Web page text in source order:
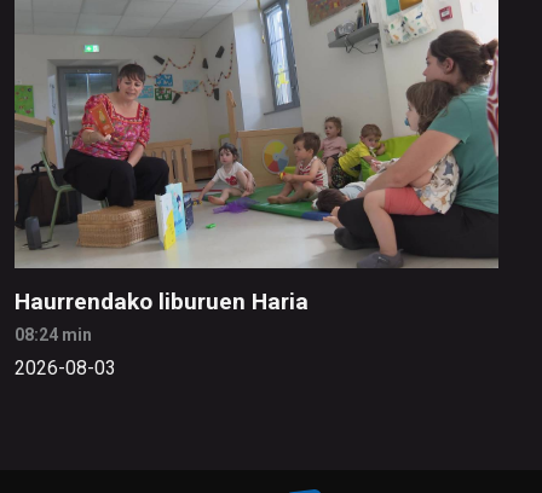
Haurrendako liburuen Haria
08:24 min
2026-08-03